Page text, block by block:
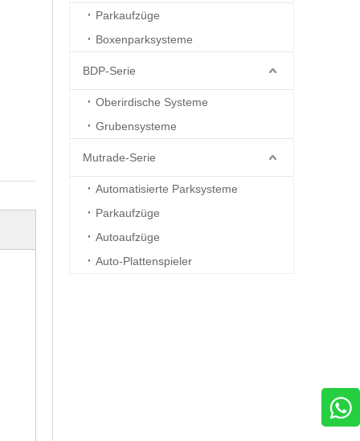
Parkaufzüge
Boxenparksysteme
BDP-Serie
Oberirdische Systeme
Grubensysteme
Mutrade-Serie
Automatisierte Parksysteme
Parkaufzüge
Autoaufzüge
Auto-Plattenspieler